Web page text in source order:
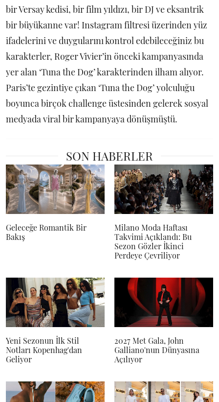
bir Versay kedisi, bir film yıldızı, bir DJ ve eksantrik
bir büyükanne var! Instagram filtresi üzerinden yüz
ifadelerini ve duygularını kontrol edebileceğiniz bu
karakterler, Roger Vivier’in önceki kampanyasında
yer alan ‘Tuna the Dog’ karakterinden ilham alıyor.
Paris’te gezintiye çıkan ‘Tuna the Dog’ yolculuğu
boyunca birçok challenge üstesinden gelerek sosyal
medyada viral bir kampanyaya dönüşmüştü.
SON HABERLER
Geleceğe Romantik Bir
Bakış
Milano Moda Haftası
Takvimi Açıklandı: Bu
Sezon Gözler İkinci
Perdeye Çevriliyor
Yeni Sezonun İlk Stil
Notları Kopenhag'dan
Geliyor
2027 Met Gala, John
Galliano'nun Dünyasına
Açılıyor